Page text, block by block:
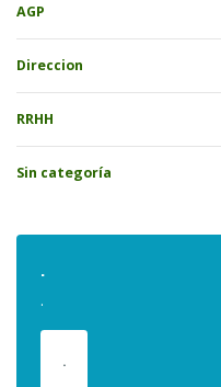
AGP
Direccion
RRHH
Sin categoría
.
.
.